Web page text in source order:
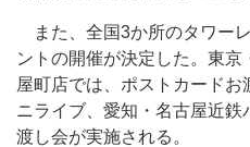
また、全国3か所のタワー
ントの開催が決定した。東
屋町店では、ポストカードお
ニライブ、愛知・名古屋近
渡し会が実施される。